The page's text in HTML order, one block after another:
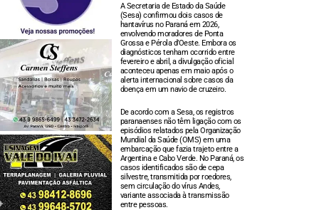
A Secretaria de Estado da Saúde
(Sesa) confirmou dois casos de
hantavírus no Paraná em 2026,
envolvendo moradores de Ponta
Grossa e Pérola d’Oeste. Embora os
diagnósticos tenham ocorrido entre
fevereiro e abril, a divulgação oficial
aconteceu apenas em maio após o
alerta internacional sobre casos da
doença em um navio de cruzeiro.
De acordo com a Sesa, os registros
paranaenses não têm ligação com os
episódios relatados pela Organização
Mundial da Saúde (OMS) em uma
embarcação que fazia trajeto entre a
Argentina e Cabo Verde. No Paraná, os
casos identificados são de cepa
silvestre, transmitida por roedores,
sem circulação do vírus Andes,
variante associada à transmissão
entre pessoas.